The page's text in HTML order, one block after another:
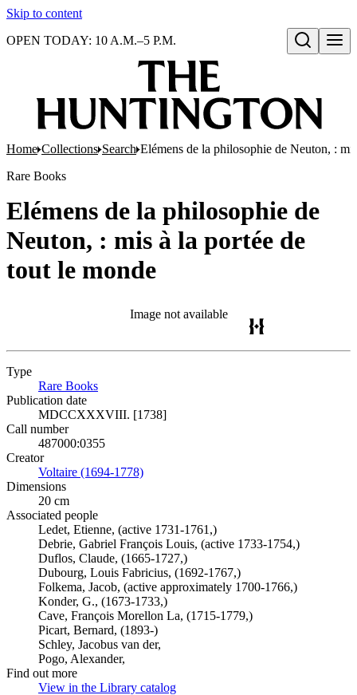
Skip to content
Open search
OPEN TODAY: 10 A.M.–5 P.M.
Home Collections Search Elémens de la philosophie de Neuton, :
Rare Books
Elémens de la philosophie de
Neuton, : mis à la portée de
tout le monde
Image not available
Type
Rare Books
Publication date
MDCCXXXVIII. [1738]
Call number
487000:0355
Creator
Voltaire (1694-1778)
Dimensions
20 cm
Associated people
Ledet, Etienne, (active 1731-1761,)
Debrie, Gabriel François Louis, (active 1733-1754,)
Duflos, Claude, (1665-1727,)
Dubourg, Louis Fabricius, (1692-1767,)
Folkema, Jacob, (active approximately 1700-1766,)
Konder, G., (1673-1733,)
Cave, François Morellon La, (1715-1779,)
Picart, Bernard, (1893-)
Schley, Jacobus van der,
Pogo, Alexander,
Find out more
View in the Library catalog